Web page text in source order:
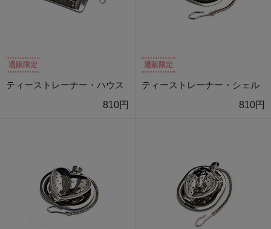
通販限定
ティーストレーナー・ハウス
810円
通販限定
ティーストレーナー・シェル
810円